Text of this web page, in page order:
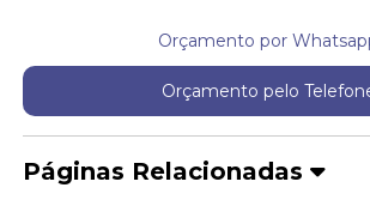
Orçamento por
Orçamento pelo
Páginas Relacionadas